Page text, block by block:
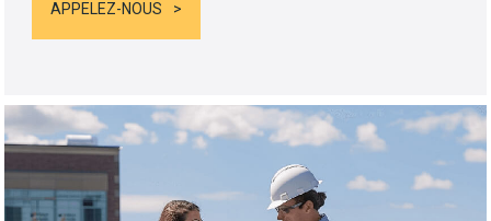
APPELEZ-NOUS